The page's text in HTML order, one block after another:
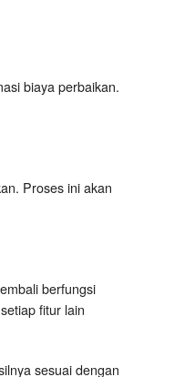
biaya perbaikan.
Proses ini akan
berfungsi
fitur lain
sesuai dengan